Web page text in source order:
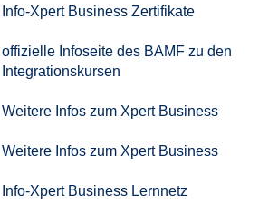
Info-Xpert Business Zertifikate
offizielle Infoseite des BAMF zu den
Integrationskursen
Weitere Infos zum Xpert Business
Weitere Infos zum Xpert Business
Info-Xpert Business Lernnetz